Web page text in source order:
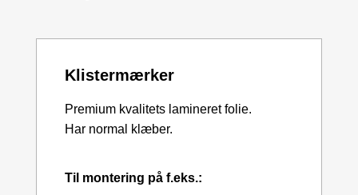
Klistermærker
Premium kvalitets lamineret folie.
Har normal klæber.
Til montering på f.eks.: